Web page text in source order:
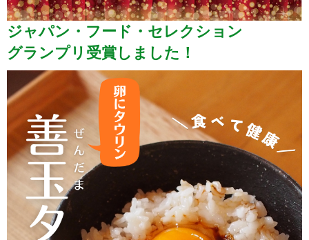
ジャパン・フード・セレクション
グランプリ受賞しました！